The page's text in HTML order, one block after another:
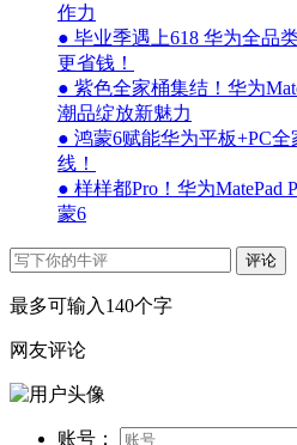
作力
● 毕业季遇上618 华为全品
更省钱！
● 紫色全家桶集结！华为
潮品绽放新魅力
● 鸿蒙6赋能华为平板+PC
线！
● 样样都Pro！华为MatePad
蒙6
评论
最多可输入140个字
网友评论
账号：